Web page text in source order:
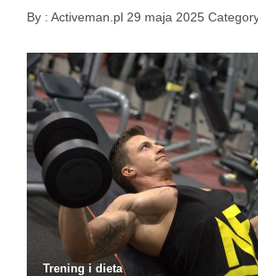
By : Activeman.pl 29 maja 2025
Trening i dieta